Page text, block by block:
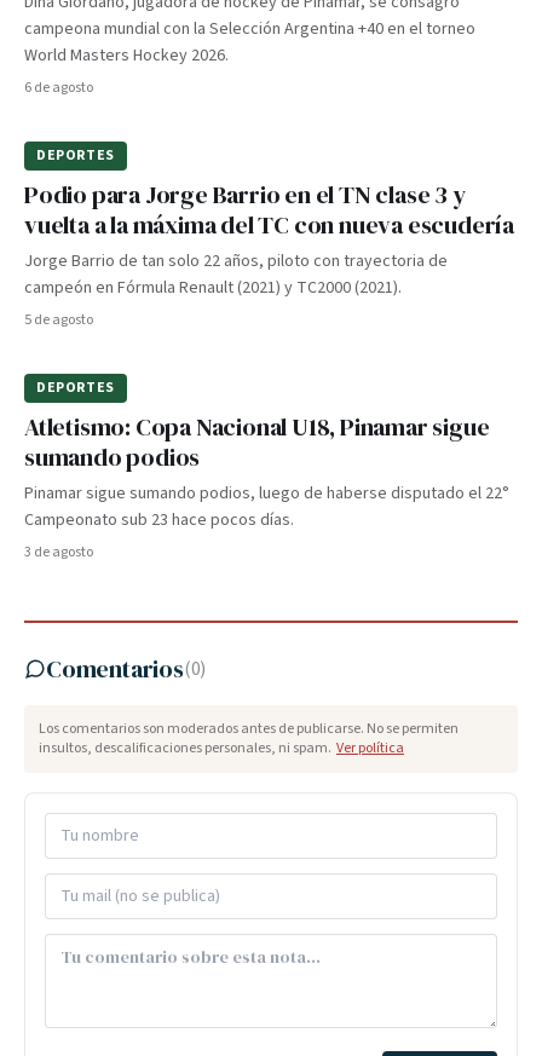
campeona mundial con la Selección Argentina +40 en el torneo
World Masters Hockey 2026.
6 de agosto
DEPORTES
Podio para Jorge Barrio en el TN clase 3 y
vuelta a la máxima del TC con nueva escudería
Jorge Barrio de tan solo 22 años, piloto con trayectoria de
campeón en Fórmula Renault (2021) y TC2000 (2021).
5 de agosto
DEPORTES
Atletismo: Copa Nacional U18, Pinamar sigue
sumando podios
Pinamar sigue sumando podios, luego de haberse disputado el 22°
Campeonato sub 23 hace pocos días.
3 de agosto
Comentarios(0)
Los comentarios son moderados antes de publicarse. No se permiten
insultos, descalificaciones personales, ni spam. Ver política